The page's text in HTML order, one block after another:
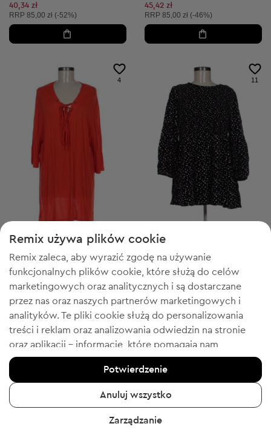
40,34 zł
Cena sugerowana:
RRP 85,00 zł (-52%)
45,42 zł
Cena sugerowana:
RRP 85,00 zł (-46%)
4
Damska bluzka z długim rękawem
Cena początkowa:
26,99 zł -18%
Obniżona cena:
21,99 zł
RRP85,00 zł (-74%)
11
Damska bluzka z długim rękawem
Cena początkowa:
45,99 zł -24%
Obniżona cena:
34,99 zł
Cena sugerowana:
RRP85,00 zł (-58%)
Remix używa plików cookie
Remix zaleca, aby wyrazić zgodę na używanie
funkcjonalnych plików cookie, które służą do celów
marketingowych oraz analitycznych i są dostarczane
przez nas oraz naszych partnerów marketingowych i
analityków. Te pliki cookie służą do personalizowania
treści i reklam oraz analizowania odwiedzin na stronie
oraz aplikacji - informacje, które pomagają nam
pokazywać Tobie produkty, które Tobie się spodobają.
Jeśli się zgadzasz, potwierdź, klikając przycisk „Tak,
zgadzam się”.
Aby uzyskać więcej informacji, kliknij „Chcę uzyskać
więcej informacji” lub przejdź do „Polityki prywatności i
Potwierdzenie
Anuluj wszystko
Zarządzanie